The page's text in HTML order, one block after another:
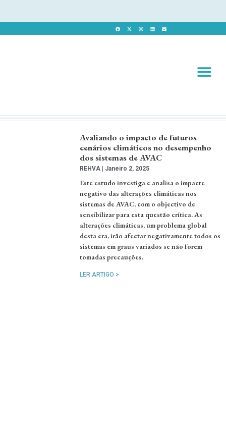
Avaliando o impacto de futuros
cenários climáticos no desempenho
dos sistemas de AVAC
REHVA Janeiro 2, 2025
Este estudo investiga e analisa o impacte
negativo das alterações climáticas nos
sistemas de AVAC, com o objectivo de
sensibilizar para esta questão crítica. As
alterações climáticas, um problema global
desta era, irão afectar negativamente todos os
sistemas em graus variados se não forem
tomadas precauções.
LER ARTIGO >